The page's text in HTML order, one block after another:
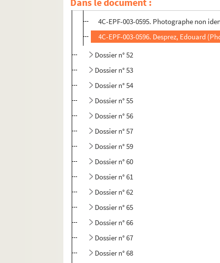
4C-EPF-003-0594. Lansiaux, Charles
4C-EPF-003-0595. Photographe non
4C-EPF-003-0596. Desprez, Edouard
Dossier n° 52
Dossier n° 53
Dossier n° 54
Dossier n° 55
Dossier n° 56
Dossier n° 57
Dossier n° 59
Dossier n° 60
Dossier n° 61
Dossier n° 62
Dossier n° 65
Dossier n° 66
Dossier n° 67
Dossier n° 68